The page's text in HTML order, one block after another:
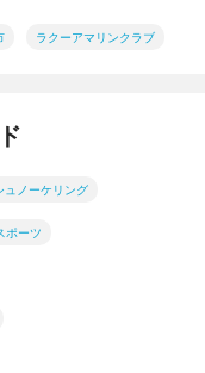
ラクーアマリンクラブ
ュノーケリング
ポーツ